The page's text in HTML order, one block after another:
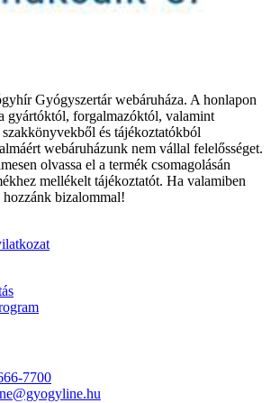
Gyógyszertár webáruháza. A honlapon
gyártóktól, forgalmazóktól, valamint
és tájékoztatókból
webáruházunk nem vállal felelősséget.
olvassa el a termék csomagolásán
mellékelt tájékoztatót. Ha valamiben
bizalommal!
7700